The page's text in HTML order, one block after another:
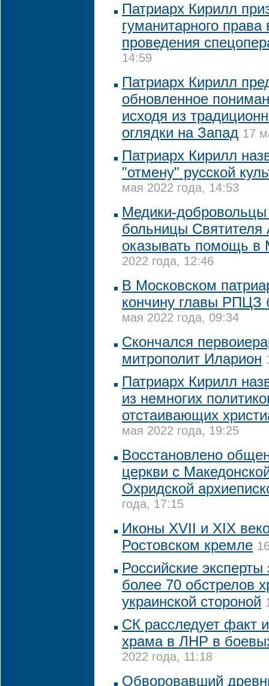
Патриарх Кирилл
гуманитарного права
проведения
14:59
Патриарх Кирилл
обновленное
исходя из
оглядки на Запад 17
Патриарх Кирилл
"отмену" русской
мая 2022 года, 14:53
Медики-добровольцы
больницы Cвятителя
оказывать помощь в
2022 года, 12:46
В Московском
кончину главы РПЦЗ
мая 2022 года, 09:34
Скончался
митрополит Иларион
Патриарх Кирилл
из немногих
отстаивающих
мая 2022 года, 19:25
Восстановлено
церкви с
Охридской
года, 17:15
Иконы XVII и XIX
Ростовском кремле
Российские
более 70 обстрелов
украинской стороной
СК расследует факт
храма в ЛНР в
2022 года, 11:18
Обворовавший